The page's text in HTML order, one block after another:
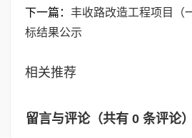
下一篇： 丰收路改造工程项目（
标结果公示
相关推荐
留言与评论（共有 0 条评论）